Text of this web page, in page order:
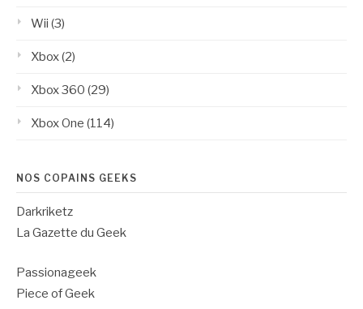
Wii (3)
Xbox(2)
Xbox 360 (29)
Xbox One (114)
NOS COPAINS GEEKS
Darkriketz
La Gazette du Geek
Passionageek
Piece of Geek